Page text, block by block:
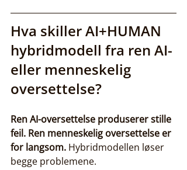
Hva skiller AI+HUMAN
hybridmodell fra ren AI-
eller menneskelig
oversettelse?
Ren AI-oversettelse produserer stille
feil. Ren menneskelig oversettelse er
for langsom. Hybridmodellen løser
begge problemene.